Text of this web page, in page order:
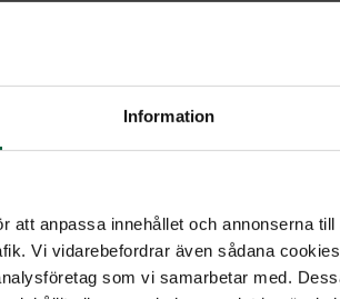
Information
att anpassa innehållet och annonserna
Vi vidarebefordrar även sådana
som vi samarbetar med.
Omhändertagande